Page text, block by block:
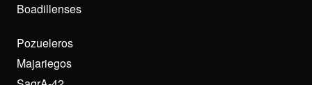
Boadillenses
Pozueleros
Majariegos